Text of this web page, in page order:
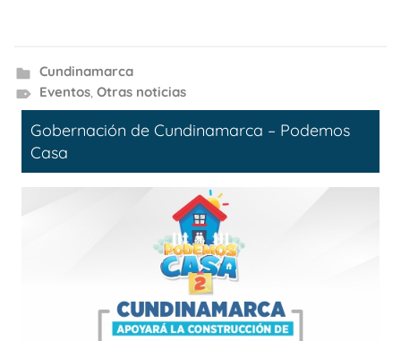
Cundinamarca
Eventos, Otras noticias
Gobernación de Cundinamarca – Podemos
Casa